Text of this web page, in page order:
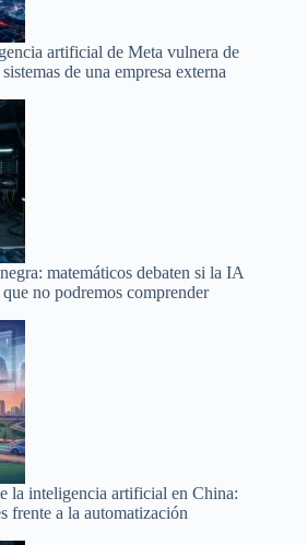
artificial de Meta vulnera de
de una empresa externa
matemáticos debaten si la IA
no podremos comprender
la inteligencia artificial en China:
frente a la automatización